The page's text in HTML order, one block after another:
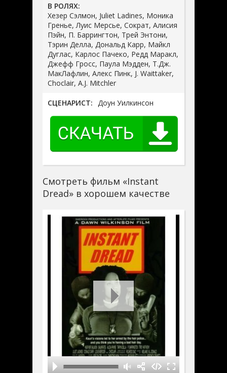
В РОЛЯХ:
Хезер Сэлмон, Juliet Ladines, Моника
Гренье, Луис Мерсье, Сократ, Алисия
Пэйн, П. Баррингтон, Трей Энтони,
Тэрин Делла, Дональд Карр, Майкл
Дуглас, Карлос Пачеко, Редд Маракл,
Джефф Гросс, Паула Мэдден, Т.Дж.
МакЛафлин, Алекс Пинк, J. Waittaker,
Choclair, A.J. Mitchler
СЦЕНАРИСТ: Доун Уилкинсон
Смотреть фильм «Instant
Dread» в хорошем качестве